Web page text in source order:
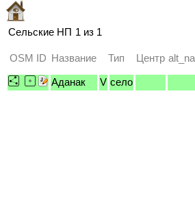
Сельские НП 1 из 1
OSM ID Название Тип Центр
Аданак
V село